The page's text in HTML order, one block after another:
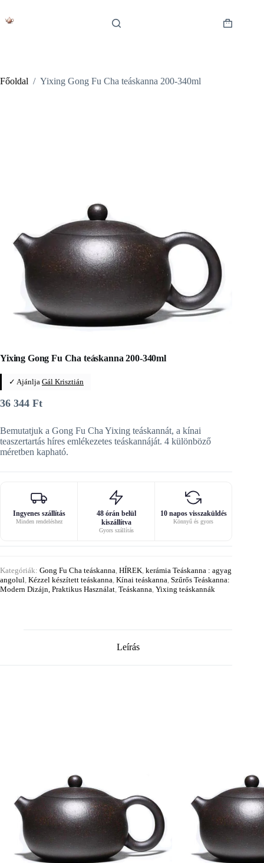
content
Shopping
Főoldal / Yixing Gong Fu Cha teáskanna 200-340ml
Yixing Gong Fu Cha teáskanna 200-340ml
✓ Ajánlja Gál Krisztián
36 344 Ft
Bemutatjuk a Gong Fu Cha Yixing teáskannát, a kínai
teaszertartás híres emlékezetes teáskannáját. 4 különböző
méretben kapható.
Ingyenes szállítás
Minden rendeléshez
48 órán belül
kiszállítva
Gyors szállítás
10 napos visszaküldés
Könnyű és gyors
Kategóriák: Gong Fu Cha teáskanna HÍREK kerámia Teáskanna : agyag
angolul Kézzel készített teáskanna Kínai teáskanna Szűrős Teáskanna:
Modern Dizájn, Praktikus Használat Teáskanna Yixing teáskannák
Leírás